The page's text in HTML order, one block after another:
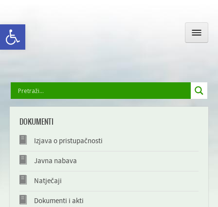
Open toolbar
GOLA I OKOLICA
DOKUMENTI
Izjava o pristupačnosti
Javna nabava
Natječaji
Dokumenti i akti